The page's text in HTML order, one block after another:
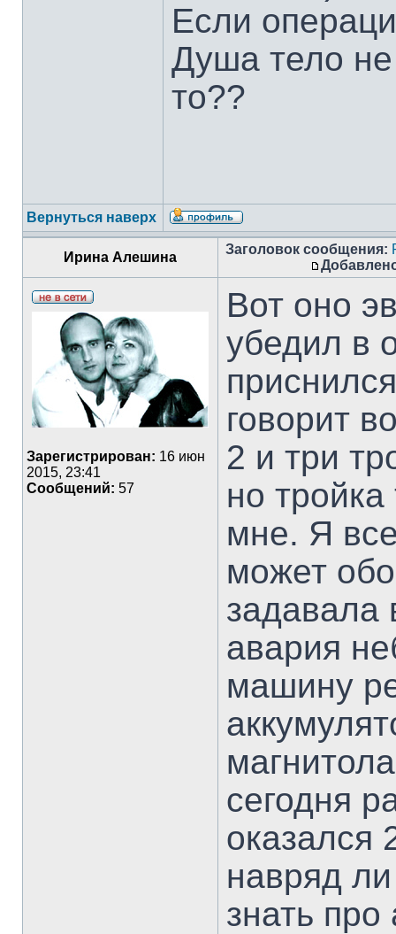
Если
Душа тело не
то??
Вернуться наверх
Ирина Алешина
Заголовок сообщения:
Зарегистрирован: 16 июн
2015, 23:41
Сообщений: 57
Вот оно
убедил в
говорит
2 и три
но
мне. Я
может
задавала
авария
машину
сегодня
оказался
навряд
знать